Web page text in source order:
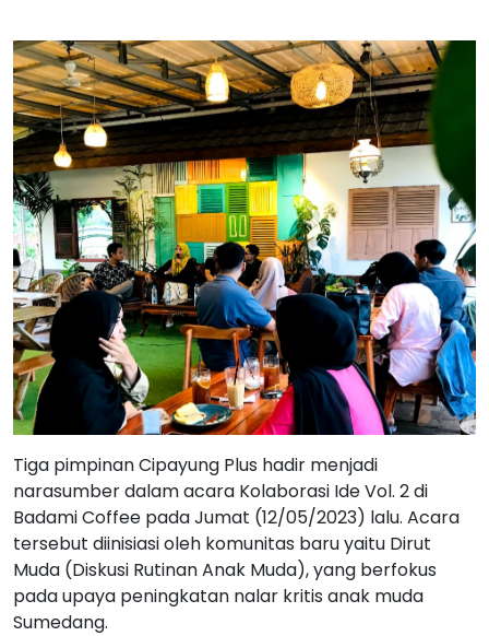
Tiga pimpinan Cipayung Plus hadir menjadi
narasumber dalam acara Kolaborasi Ide Vol. 2 di
Badami Coffee pada Jumat (12/05/2023) lalu. Acara
tersebut diinisiasi oleh komunitas baru yaitu Dirut
Muda (Diskusi Rutinan Anak Muda), yang berfokus
pada upaya peningkatan nalar kritis anak muda
Sumedang.